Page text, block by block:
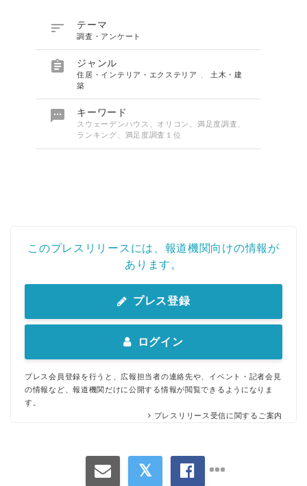
 テーマ
調査・アンケート
 ジャンル
住居・インテリア・エクステリア
土木・建
築
 キーワード
スウェーデンハウス、オリコン、満足度調査、
ランキング、満足度調査１位
このプレスリリースには、報道機関向けの情報が
あります。
プレス登録
ログイン
プレス会員登録を行うと、広報担当者の連絡先や、イベント・記者会見
の情報など、報道機関だけに公開する情報が閲覧できるようになりま
す。
プレスリリース受信に関するご案内